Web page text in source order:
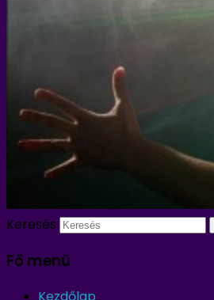
Keresés
Fő menü